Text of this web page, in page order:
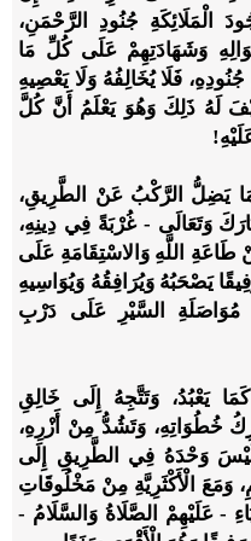
الْمَلَائِكَةِ جُنُودِ الرَّحْمَنِ،
وَشَهَادَتِهِمْ عَلَى كُلِّ مَا
فَلَا يُخَالِفُهُ وَلَا يَعْصِيهِ
لَهُ ذَلِكَ وَهُوَ يَعْلَمُ أَنَّ كُلَّ
يَضِلُّ الرَّكْبُ عَنْ الطَّرِيقِ،
وَتَعَالَى - غُرْبَةً فِي دِينِهِ،
طَاعَةِ اللَّهِ وَالاسْتِقَامَةِ عَلَى
يَصْحَبُهُ وَيُرَافِقُهُ وَيُوَاسِيهِ
مُوَاصَلَةِ السَّيْرِ عَلَى دَرْبِ
يَعْبُدُ، وَتَتَّجِهُ إِلَى خَالِقِ
خُطُوَاتِهِ، وَتَشُدُّ مِنْ أَزْرِهِ،
لَيْسَ وَحْدَهُ فِي الطَّرِيقِ إِلَى
وَمَعَ الْأَكْثَرِيَّةِ مِنْ مَخْلُوقَاتِ
- عَلَيْهِمْ الصَّلَاةُ وَالسَّلَامُ -